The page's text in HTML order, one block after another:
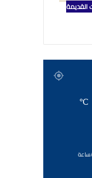
القديمة
℃